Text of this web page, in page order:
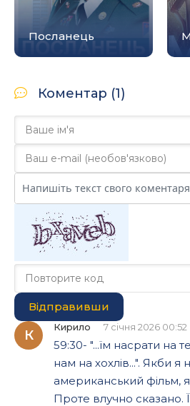
Посланець
Коментар (1)
Відправивши
К
Кирило 7 січня 2026 00:52
59:30- "...їм насрати на
нам на хохлів...". Якби я
американський фільм,
Проте влучно сказано.